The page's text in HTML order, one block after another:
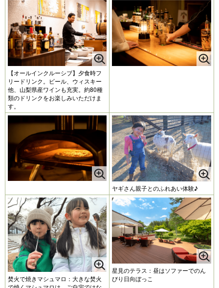
【オールインクルーシブ】夕食時フ
リードリンク。ビール、ウィスキー
他、山梨県産ワインも充実。約80種
類のドリンクをお楽しみいただけま
す。
ヤギさん親子とのふれあい体験♪
焚火で焼きマシュマロ：大きな焚火
星見のテラス：昼はソファーでのん
びり日向ぼっこ